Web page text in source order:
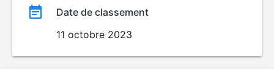
Date de classement
11 octobre 2023